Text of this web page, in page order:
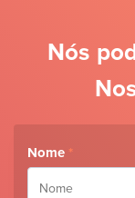
Nós
Nome *